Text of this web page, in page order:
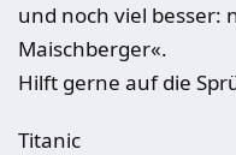
und noch viel besser:
Maischberger«.
Hilft gerne auf die
Titanic